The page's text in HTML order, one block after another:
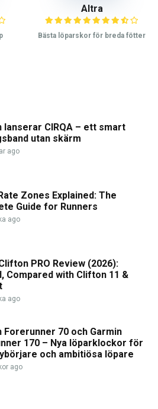
Altra
Bästa löparskor för breda fötter
lanserar CIRQA – ett smart
utan skärm
ago
Zones Explained: The
Guide for Runners
ago
PRO Review (2026):
Compared with Clifton 11 &
ago
Forerunner 70 och Garmin
170 – Nya löparklockor för
och ambitiösa löpare
ago